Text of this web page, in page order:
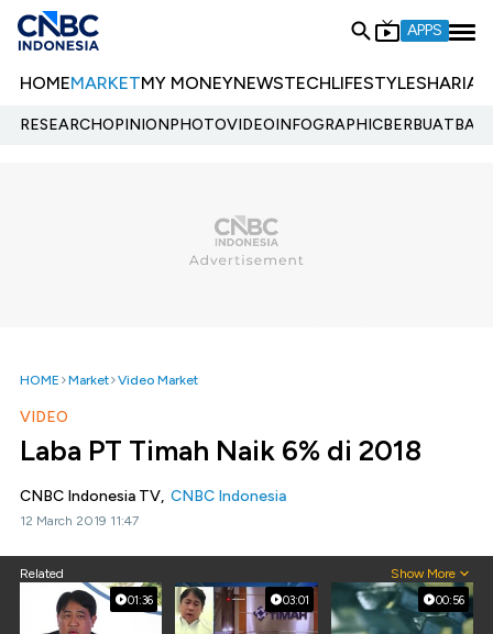
APPS
HOMEMARKETMY MONEYNEWSTECHLIFESTYLESHARIA
RESEARCHOPINIONPHOTOVIDEOINFOGRAPHIC
HOME Market Video Market
VIDEO
Laba PT Timah Naik 6% di 2018
CNBC Indonesia TV, CNBC Indonesia
12 March 2019 11:47
Related Show More
01:36 03:01 00:56